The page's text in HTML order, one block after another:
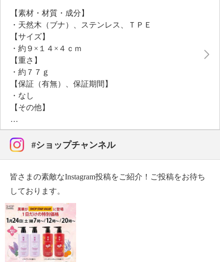
【素材・材質・成分】
・天然木（ブナ）、ステンレス、ＴＰＥ
【サイズ】
・約９×１４×４ｃｍ
【重さ】
・約７７ｇ
【保証（有無）、保証期間】
・なし
【その他】
【使用上の注意】
※詳細はパッケージ参照
・湿疹、腫れ物、傷など異常がある場合は使用しない
・皮膚に異常が見られた場合は直ちに使用を中止し、
＜ヘアブラシについて＞
・ドライヤーを使用の際は、１５ｃｍ以上はなす
・紙や頭皮に負担のかからないように、適度な力でブ
ラッシングする
・顔などへの仕様はやめる
＜カッサについて＞
・同じ場所を集中してケアしすぎないように注意する
#ショップチャンネル
皆さまの素敵なInstagram投稿をご紹介！ご投稿をお待ち
しております。